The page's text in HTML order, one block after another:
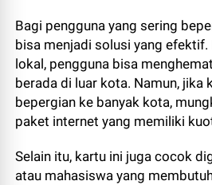
Bagi pengguna yang sering
bisa menjadi solusi yang efektif.
lokal, pengguna bisa
berada di luar kota. Namun, jika
bepergian ke banyak kota,
paket internet yang memiliki
Selain itu, kartu ini juga cocok
atau mahasiswa yang